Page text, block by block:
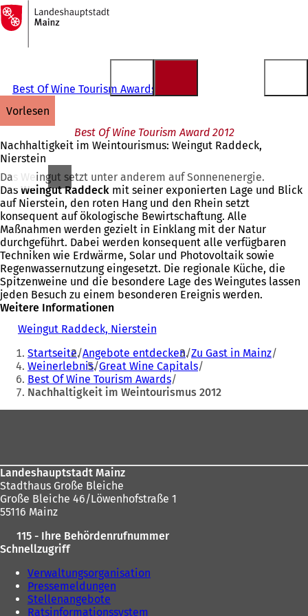
Inhalt anspringen
Zur
Startseite
Best Of Wine Tourism Awards
vorlesen
Best Of Wine Tourism Award 2012
Nachhaltigkeit im Weintourismus: Weingut Raddeck,
Nierstein
Das Weingut setzt unter anderem auf Sonnenenergie.
Das Weingut Raddeck mit seiner exponierten Lage und Blick
auf Nierstein, den roten Hang und den Rhein setzt
konsequent auf ökologische Bewirtschaftung. Alle
Maßnahmen werden gezielt in Einklang mit der Natur
durchgeführt. Dabei werden konsequent alle verfügbaren
Techniken wie Erdwärme, Solar und Photovoltaik sowie
Regenwassernutzung eingesetzt. Die regionale Küche, die
Spitzenweine und die besondere Lage des Weingutes lassen
jeden Besuch zu einem besonderen Ereignis werden.
Weitere Informationen
Weingut Raddeck, Nierstein
f
f
n
e
t
m
u
Sie
befinden
sich
hier:
Startseite Angebote entdecken Zu Gast in Mainz
Weinerlebnis Great Wine Capitals
Best Of Wine Tourism Awards
Nachhaltigkeit im Weintourismus 2012
Landeshauptstadt Mainz
Stadthaus Große Bleiche
Große Bleiche 46/Löwenhofstraße 1
55116 Mainz
115 - Ihre Behördenrufnummer
Schnellzugriff
Verwaltungsorganisation
Pressemeldungen
Stellenangebote
Ratsinformationssystem